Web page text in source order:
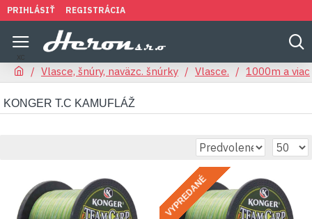
PRIHLÁSIŤ REGISTRÁCIA
Vlasce, šnúry, naväzc. šnúrky Vlasce. 1000m a viac
KONGER T.C KAMUFLÁŽ
VYPREDANÉ